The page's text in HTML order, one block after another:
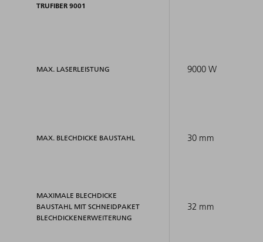
TRUFIBER 9001
MAX. LASERLEISTUNG
MAX. BLECHDICKE BAUSTAHL
MAXIMALE BLECHDICKE
BAUSTAHL MIT SCHNEIDPAKET
BLECHDICKENERWEITERUNG
9000 W
30 mm
32 mm